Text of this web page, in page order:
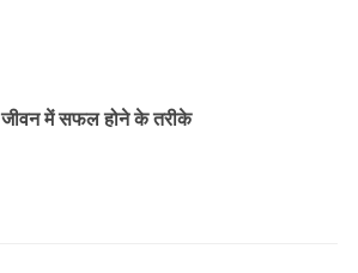
जीवन में सफल होने के तरीके